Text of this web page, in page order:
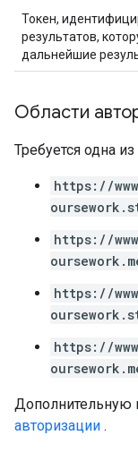
Токен,
результатов,
дальнейшие
Области
Требуется одна
https://
https://
https://
https://
авторизации .